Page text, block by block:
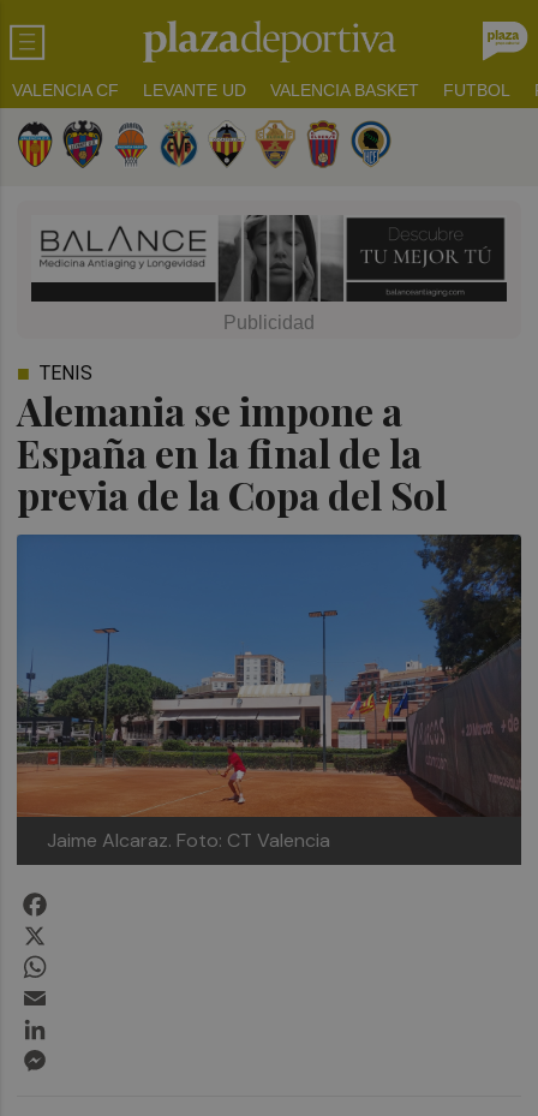
VALENCIA CF LEVANTE UD VALENCIA BASKET FUTBOL
Alemania se impone a
España en la final de la
previa de la Copa del Sol
TENIS
Jaime Alcaraz. Foto: CT Valencia